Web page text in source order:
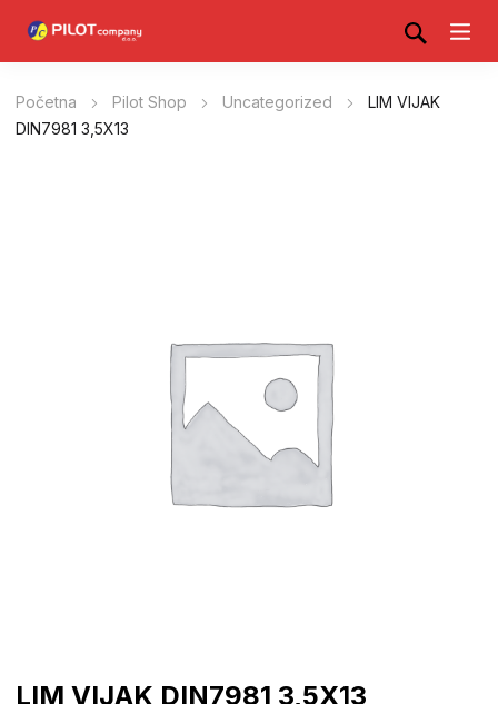
Početna Pilot Shop Uncategorized
LIM VIJAK
DIN7981 3,5X13
LIM VIJAK DIN7981 3,5X13